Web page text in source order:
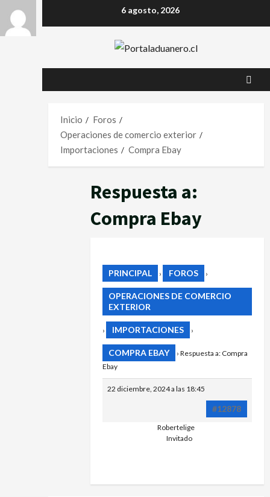
6 agosto, 2026
Inicio
Foros
Operaciones de comercio exterior
Importaciones
Compra Ebay
Respuesta a:
Compra Ebay
PRINCIPAL › FOROS ›
OPERACIONES DE COMERCIO
EXTERIOR
› IMPORTACIONES ›
COMPRA EBAY › Respuesta a: Compra
Ebay
22 diciembre, 2024 a las 18:45
#12878
Robertelige
Invitado